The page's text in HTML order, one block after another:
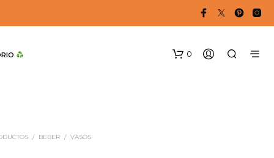
0
/ BEBER / VASOS